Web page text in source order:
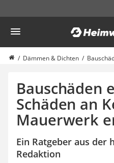
Haus & Bau
Außenleuchte mit Kamera
Ozongenerator
Smart-Home-Rauchmelder
Schlüsseltresor
Überwachungskameras außen
Regendusche
Reizstromgerät
Infrarot-Thermometer
GPS-Tracker
Dämmen & Dichten
Bauschäden
Schäden an
Mauerwerk
Ein Ratgeber aus der
Redaktion